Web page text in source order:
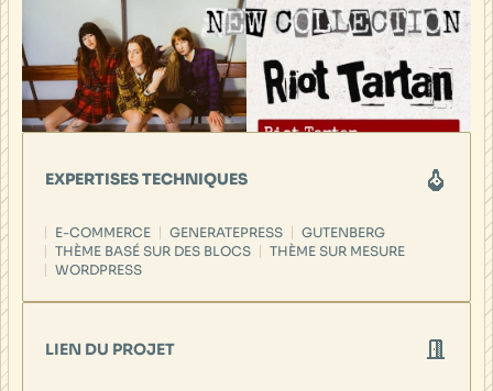
EXPERTISES TECHNIQUES
E-COMMERCE GENERATEPRESS
GUTENBERG
THÈME BASÉ SUR DES BLOCS
THÈME SUR MESURE
WORDPRESS
LIEN DU PROJET